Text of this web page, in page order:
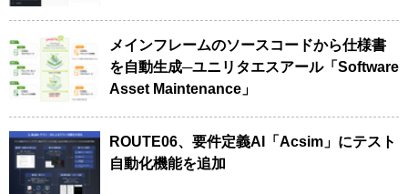
メインフレームのソースコードから仕様書
を自動生成─ユニリタエスアール「Software
Asset Maintenance」
ROUTE06、要件定義AI「Acsim」にテスト
自動化機能を追加